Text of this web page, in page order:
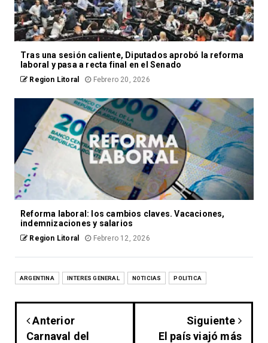
Tras una sesión caliente, Diputados aprobó la reforma
laboral y pasa a recta final en el Senado
Region Litoral Febrero 20, 2026
Reforma laboral: los cambios claves. Vacaciones,
indemnizaciones y salarios
Region Litoral Febrero 12, 2026
ARGENTINA INTERES GENERAL NOTICIAS POLITICA
Anterior
Carnaval del
Siguiente
El país viajó más